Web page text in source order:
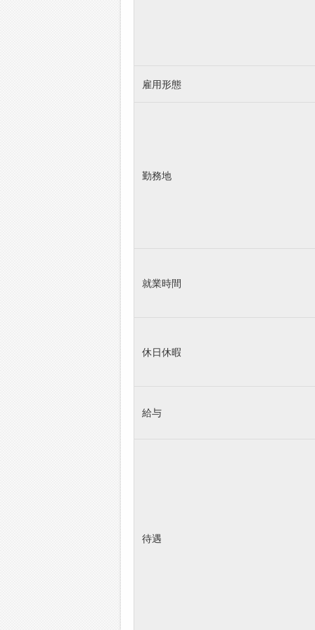
雇用形態
勤務地
就業時間
休日休暇
給与
待遇